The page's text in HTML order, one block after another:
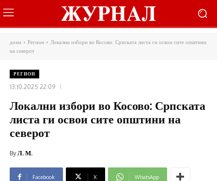
дома Регион
Локални избори во Косово: Српската листа ги освои сите општини
на северот
РЕГИОН
13.10.2025 22:09
Локални избори во Косово: Српската
листа ги освои сите општини на
северот
ByЛ. М.
Facebook X WhatsApp